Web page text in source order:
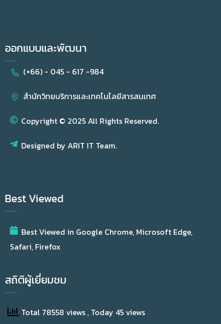
ออกแบบและพัฒนา
(+66) - 045 - 617 -984
สำนักวิทยบริการและเทคโนโลยีสารสนเทศ
Copyright © 2025 All Rights Reserved.
Designed by ARIT IT Team.
Best Viewed
Best Viewed in Google Chrome, Microsoft Edge,
Safari, Firefox
สถิติผู้เยี่ยมชม
Total 78558 views , Today 45 views